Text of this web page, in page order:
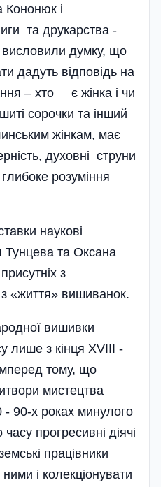
Конон­юк і
та друкарства -
висловили думку, що
дадуть від­повідь на
– хто є жінка і чи
сорочки та інший
жінкам, має
духовні струни
розуміння
наукові
Тунцева та Оксана
з
«життя» вишиванок.
вишивки
лише з кінця XVIII -
тому, що
мистецтва
90-х роках минулого
прогресивні діячі
працівники
і колекціонувати